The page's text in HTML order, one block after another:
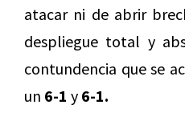
atacar ni de abrir
despliegue total y
contundencia que se
un 6-1 y 6-1.